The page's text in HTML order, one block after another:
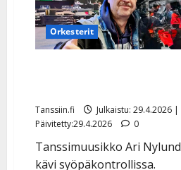
ilmoitus
Orkesterit
Tanssiin.fi
Julkaistu: 29.4.2026 |
Päivitetty:29.4.2026
0
Tanssimuusikko Ari Nylund
kävi syöpäkontrollissa.